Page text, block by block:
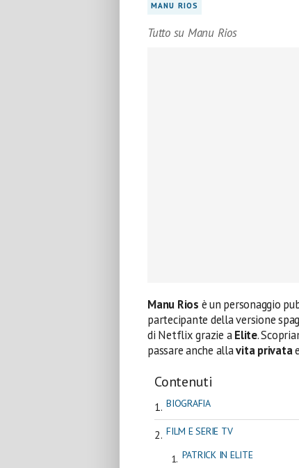
MANU RIOS
Tutto su Manu Rios
Manu Rios è un personaggio
partecipante della versione
di Netflix grazie aElite.
passare anche allavita privata
Contenuti
BIOGRAFIA
FILM E SERIE TV
PATRICK IN ELITE